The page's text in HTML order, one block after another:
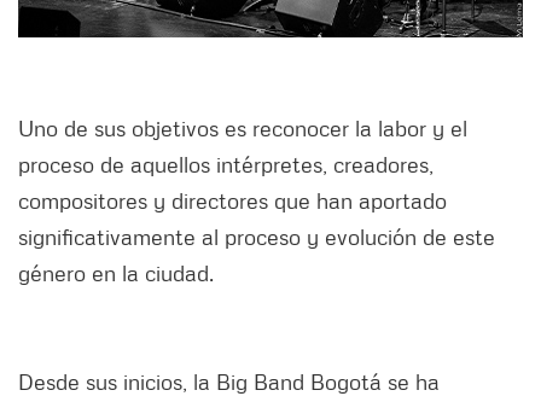
Uno de sus objetivos es reconocer la labor y el
proceso de aquellos intérpretes, creadores,
compositores y directores que han aportado
significativamente al proceso y evolución de este
género en la ciudad.
Desde sus inicios, la Big Band Bogotá se ha